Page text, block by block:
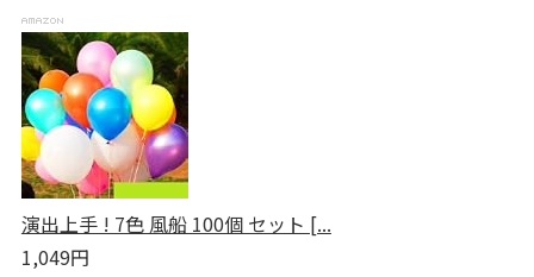
演出上手 ! 7色 風船 100個 セット [...
1,049円